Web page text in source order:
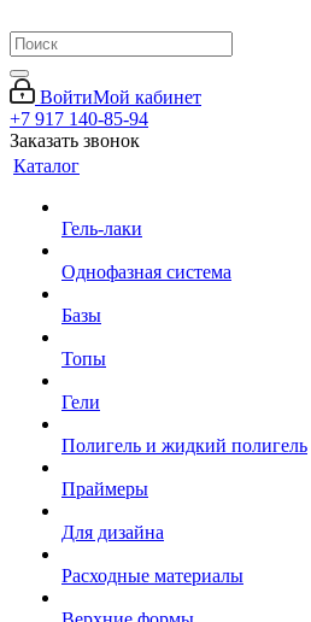
ВойтиМой кабинет
+7 917 140-85-94
Заказать звонок
Каталог
Гель-лаки
Однофазная система
Базы
Топы
Гели
Полигель и жидкий полигель
Праймеры
Для дизайна
Расходные материалы